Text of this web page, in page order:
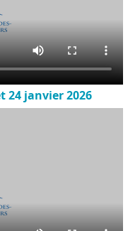
24 janvier 2026